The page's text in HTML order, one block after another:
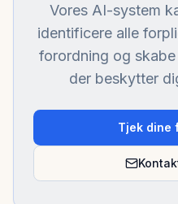
Vores AI-system
identificere alle
forordning og
der beskytter
Tjek dine